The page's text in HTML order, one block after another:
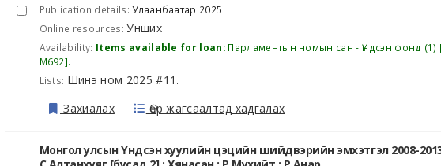
Publication details:Улаанбаатар 2025
Online resources:Унших
Availability: Items available for loan: Парламентын номын сан - Үндсэн фонд (1)
М692 .
Lists: Шинэ ном 2025 #11 .
Захиалах Өөр жагсаалтад хадгалах
Монгол улсын Үндсэн хуулийн цэцийн шийдвэрийн эмхэтгэл 2008-